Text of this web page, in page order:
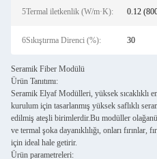
5Termal iletkenlik (W/m·K): 0.12
6Sıkıştırma Direnci (%): 30
Seramik Fiber Modülü
Ürün Tanıtımı:
Seramik Elyaf Modülleri, yüksek sıcaklıklı
kurulum için tasarlanmış yüksek saflıklı
edilmiş ateşli birimlerdir.Bu modüller
ve termal şoka dayanıklılığı, onları fırınlar,
için ideal hale getirir.
Ürün parametreleri: